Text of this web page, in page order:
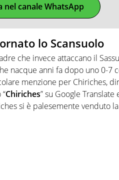
nel canale WhatsApp
lo Scansuolo
che invece attaccano il
nacque anni fa dopo uno 0-7
menzione per Chiriches,
Chiriches” su Google Translate
si è palesemente venduto